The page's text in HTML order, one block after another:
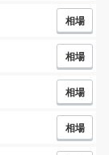
相場
相場
相場
相場